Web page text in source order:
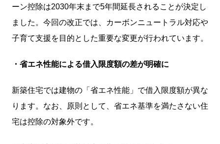
ーン控除は2030年末まで5年間延長されることが決定し
ました。今回の改正では、カーボンニュートラル対応や
子育て支援を目的とした重要な変更が行われています。
・省エネ性能による借入限度額の差が明確に
新築住宅では建物の「省エネ性能」で借入限度額が異な
ります。なお、原則として、省エネ基準を満たさない住
宅は控除の対象外です。